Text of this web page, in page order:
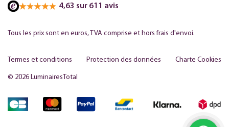
4,63 sur 611 avis
Tous les prix sont en euros, TVA comprise et hors frais d'envoi.
© 2026 LuminairesTotal
Termes et conditions Protection des données Charte Cookies